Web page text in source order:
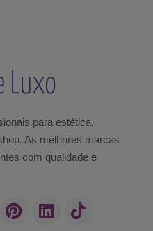
para estética,
As melhores marcas
com qualidade e